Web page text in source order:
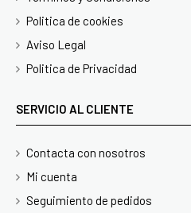
Politica de cookies
Aviso Legal
Politica de Privacidad
SERVICIO AL CLIENTE
Contacta con nosotros
Mi cuenta
Seguimiento de pedidos